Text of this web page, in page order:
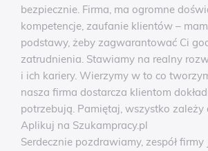
bezpiecznie. Firma, ma ogromne
kompetencje, zaufanie klientów –
podstawy, żeby zagwarantować Ci
zatrudnienia. Stawiamy na realny
i ich kariery. Wierzymy w to co
nasza firma dostarcza klientom
potrzebują. Pamiętaj, wszystko zależy
Aplikuj na Szukampracy.pl
Serdecznie pozdrawiamy, zespół firmy